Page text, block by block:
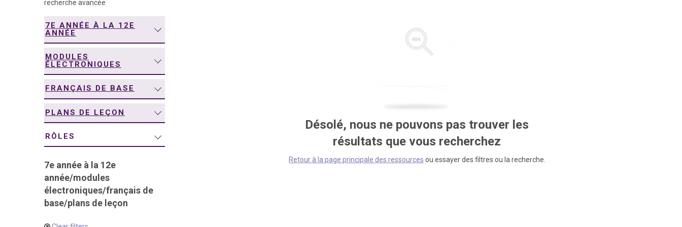
recherche avancée
7E ANNÉE À LA 12E
ANNÉE
MODULES
ÉLECTRONIQUES
FRANÇAIS DE BASE
PLANS DE LEÇON
RÔLES
7e année à la 12e
année/modules
électroniques/français de
base/plans de leçon
Désolé, nous ne pouvons pas trouver les
résultats que vous recherchez
Retour à la page principale des ressources ou essayer des filtres ou la recherche.